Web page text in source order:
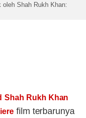
oleh Shah Rukh Khan:
Shah Rukh Khan
film terbarunya